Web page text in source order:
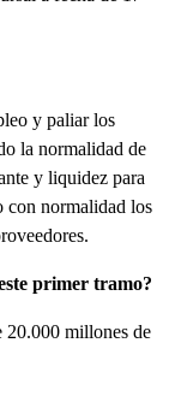
y paliar los
la normalidad de
y liquidez para
con normalidad los
primer tramo?
20.000 millones de